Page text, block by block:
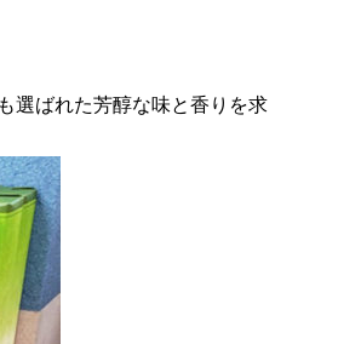
選ばれた芳醇な味と香りを求